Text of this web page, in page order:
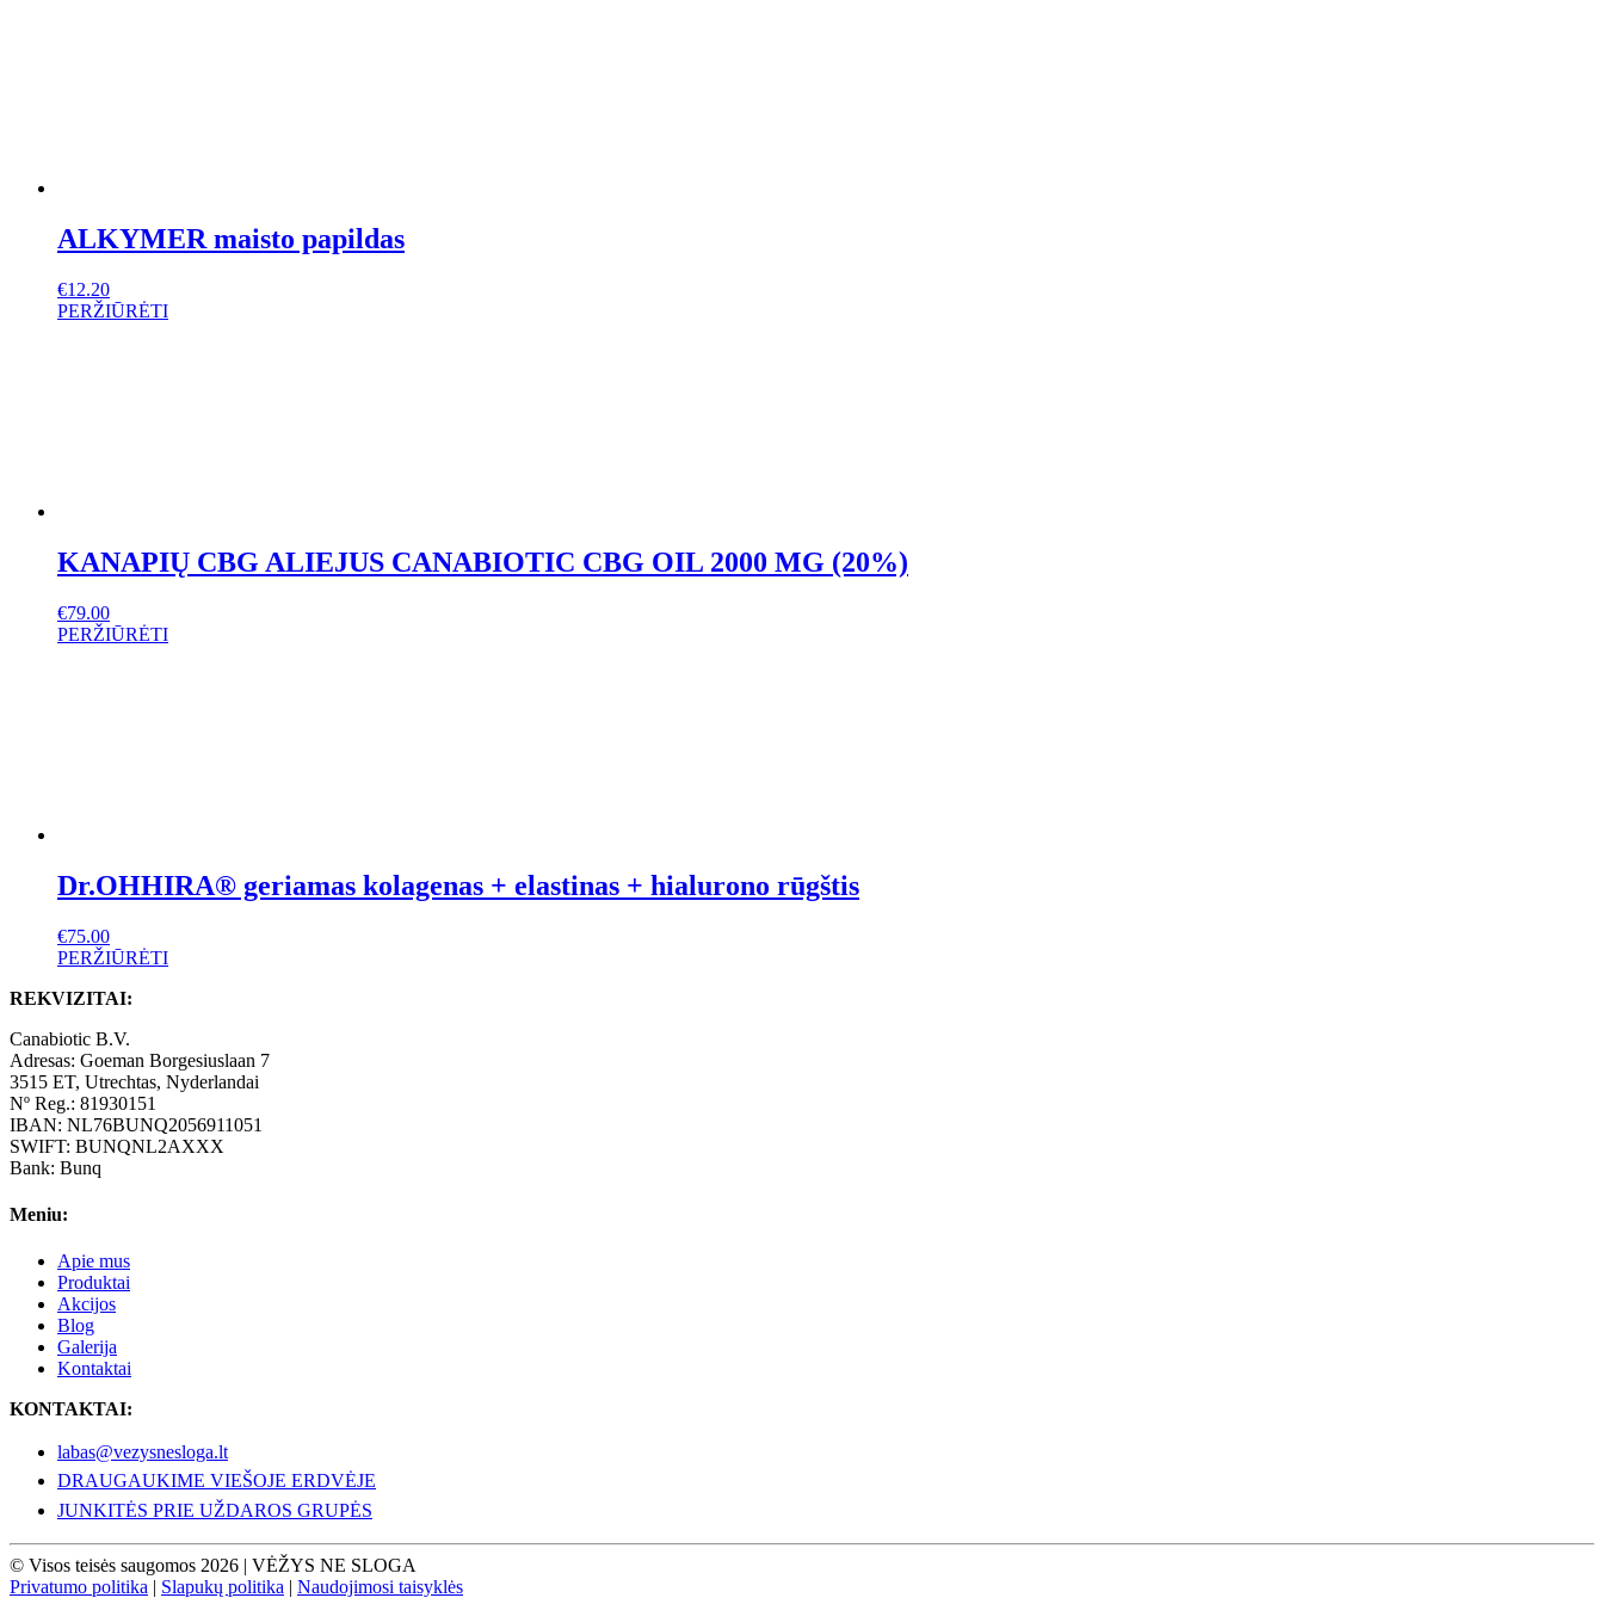
ALKYMER maisto papildas
€12.20
PERŽIŪRĖTI
KANAPIŲ CBG ALIEJUS CANABIOTIC CBG OIL 2000 MG (20%)
€79.00
PERŽIŪRĖTI
Dr.OHHIRA® geriamas kolagenas + elastinas + hialurono rūgštis
€75.00
PERŽIŪRĖTI
REKVIZITAI:
Canabiotic B.V.
Adresas: Goeman Borgesiuslaan 7
3515 ET, Utrechtas, Nyderlandai
Nº Reg.: 81930151
IBAN: NL76BUNQ2056911051
SWIFT: BUNQNL2AXXX
Bank: Bunq
Meniu:
Apie mus
Produktai
Akcijos
Blog
Galerija
Kontaktai
KONTAKTAI:
labas@vezysnesloga.lt
DRAUGAUKIME VIEŠOJE ERDVĖJE
JUNKITĖS PRIE UŽDAROS GRUPĖS
© Visos teisės saugomos 2026 | VĖŽYS NE SLOGA
Privatumo politika | Slapukų politika | Naudojimosi taisyklės